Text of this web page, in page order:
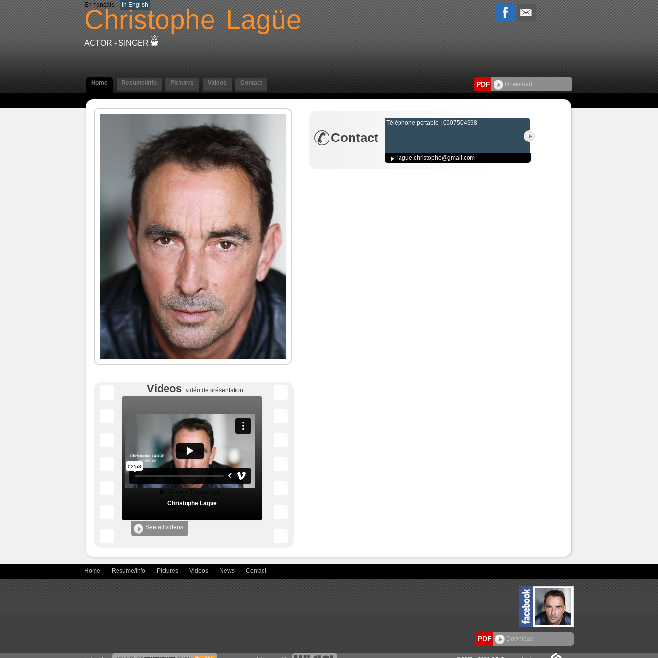
En français In English
Christophe Lagüe
ACTOR - SINGER
Home Resume/Info Pictures Videos Contact PDF Download
Videos vidéo de présentation
Christophe Lagüe
See all videos
Contact
Téléphone portable : 0607504998
lague.christophe@gmail.com
Home Resume/Info Pictures Videos News Contact
PDF Download